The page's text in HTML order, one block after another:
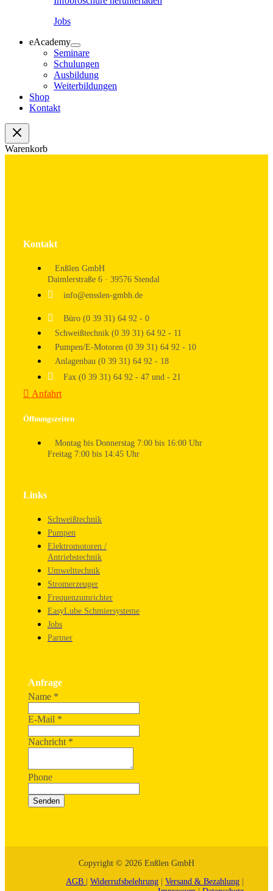
Jobs
eAcademy
Seminare
Schulungen
Ausbildung
Weiterbildungen
Shop
Kontakt
Warenkorb
Kontakt
Enßlen GmbH
Daimlerstraße 6 · 39576 Stendal
info@ensslen-gmbh.de
Büro (0 39 31) 64 92 - 0
Schweißtechnik (0 39 31) 64 92 - 11
Pumpen/E-Motoren (0 39 31) 64 92 - 10
Anlagenbau (0 39 31) 64 92 - 18
Fax (0 39 31) 64 92 - 47 und - 21
Anfahrt
Öffnungszeiten
Montag bis Donnerstag 7:00 bis 16:00 Uhr
Freitag 7:00 bis 14:45 Uhr
Links
Schweißtechnik
Pumpen
Elektromotoren /
Antriebstechnik
Umwelttechnik
Stromerzeuger
Frequenzumrichter
EasyLube Schmiersysteme
Jobs
Partner
Anfrage
Name *
E-Mail *
Nachricht *
Phone
Senden
Copyright © 2026 Enßlen GmbH
AGB
Widerrufsbelehrung Versand & Bezahlung